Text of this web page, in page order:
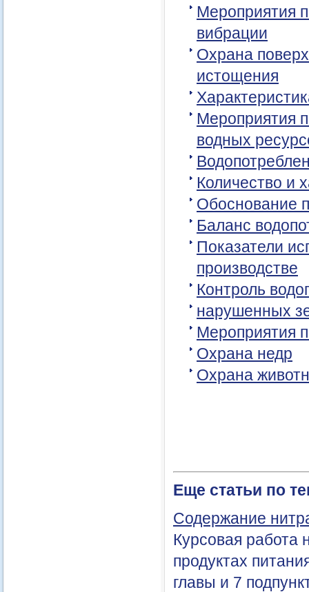
Мероприятия
вибрации
Охрана
истощения
Мероприятия
водных
Количество и
Обоснование
Баланс
Показатели
производстве
Контроль
нарушенных
Мероприятия
Охрана недр
Охрана
Еще статьи по
Содержание
Курсовая работа
продуктах
главы и 7